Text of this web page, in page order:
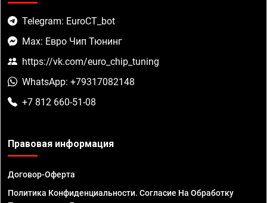
Telegram: EuroCT_bot
Max: Евро Чип Тюнинг
https://vk.com/euro_chip_tuning
WhatsApp: +79317082148
+7 812 660-51-08
Правовая информация
Договор-Оферта
Политика Конфиденциальности. Согласие На Обработку